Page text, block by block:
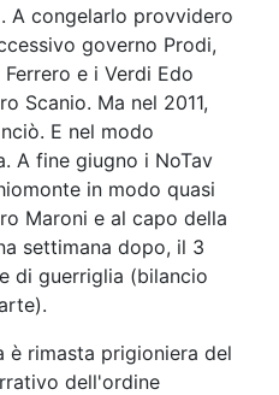
A congelarlo provvidero
governo Prodi,
e i Verdi Edo
Scanio. Ma nel 2011,
E nel modo
A fine giugno i NoTav
in modo quasi
Maroni e al capo della
settimana dopo, il 3
di guerriglia (bilancio
è rimasta prigioniera del
dell'ordine